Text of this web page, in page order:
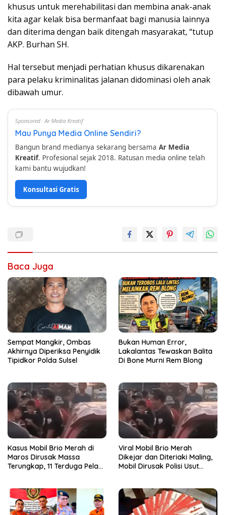
khusus untuk merehabilitasi dan membina anak-anak
kita agar kelak bisa bermanfaat bagi manusia lainnya
dan diterima dengan baik ditengah masyarakat, “tutup
AKP. Burhan SH.
Hal tersebut menjadi perhatian khusus dikarenakan
para pelaku kriminalitas jalanan didominasi oleh anak
dibawah umur.
Sponsored · Ar Media Kreatif
Mau Punya Media Online Sendiri?
Bangun brand medianya sekarang bersama Ar Media
Kreatif. Profesional sejak 2018. Ratusan media online telah
kami bantu wujudkan!
Konsultasi Gratis
Baca Juga
Sempat Mangkir, Ombas
Akhirnya Diperiksa Penyidik
Tipidkor Polda Sulsel
Bukan Human Error,
Lakalantas Tewaskan Balita
Di Bone Murni Rem Blong
Kasus Mobil Brio Merah di
Maros Dirusak Massa
Terungkap, 11 Terduga Pelaku
Viral Mobil Brio Merah
Dikejar dan Diteriaki Maling,
Mobil Dirusak Polisi Usut